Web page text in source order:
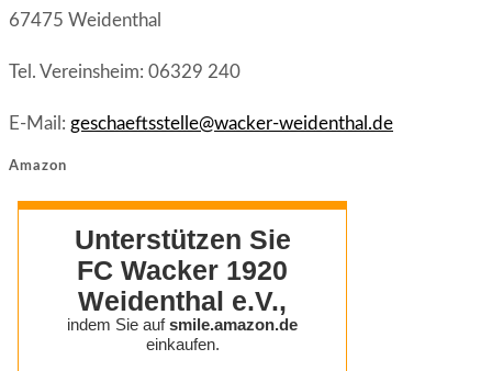
67475 Weidenthal
Tel. Vereinsheim: 06329 240
E-Mail: geschaeftsstelle@wacker-weidenthal.de
Amazon